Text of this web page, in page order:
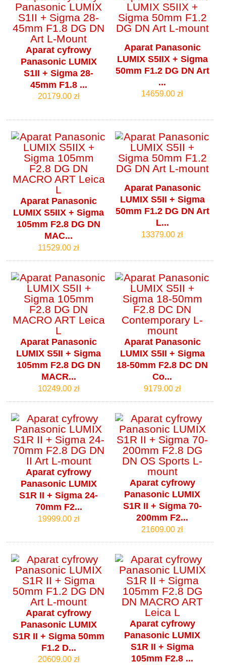
Aparat cyfrowy
Panasonic LUMIX
S1II + Sigma 28-
45mm F1.8 ...
20179.00 zł
Aparat Panasonic
LUMIX S5IIX + Sigma
50mm F1.2 DG DN Art
...
14659.00 zł
Aparat Panasonic
LUMIX S5IIX + Sigma
105mm F2.8 DG DN
MAC...
11529.00 zł
Aparat Panasonic
LUMIX S5II + Sigma
50mm F1.2 DG DN Art
L...
13379.00 zł
Aparat Panasonic
LUMIX S5II + Sigma
105mm F2.8 DG DN
MACR...
10249.00 zł
Aparat Panasonic
LUMIX S5II + Sigma
18-50mm F2.8 DC DN
Co...
9179.00 zł
Aparat cyfrowy
Panasonic LUMIX
S1R II + Sigma 24-
70mm F2...
19999.00 zł
Aparat cyfrowy
Panasonic LUMIX
S1R II + Sigma 70-
200mm F2...
21609.00 zł
Aparat cyfrowy
Panasonic LUMIX
S1R II + Sigma 50mm
F1.2 D...
20609.00 zł
Aparat cyfrowy
Panasonic LUMIX
S1R II + Sigma
105mm F2.8 ...